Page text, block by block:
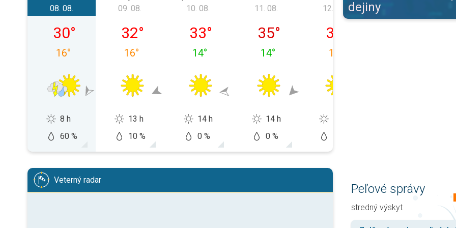
sobota 08. 08.
08. 08.
30°
16°
8 h
60 %
nedeľa 09. 08.
09. 08.
32°
16°
13 h
10 %
pondelok 10. 08.
10. 08.
33°
14°
14 h
0 %
utorok 11. 08.
11. 08.
35°
14°
14 h
0 %
streda 12. 08.
12. 08.
31
18
dejiny
Veterný radar
Peľové správy
stredný výskyt